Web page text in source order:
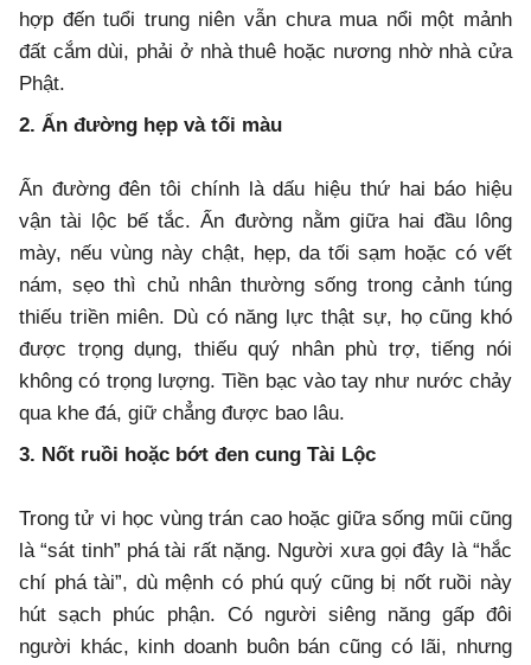
hợp đến tuổi trung niên vẫn chưa mua nổi một mảnh
đất cắm dùi, phải ở nhà thuê hoặc nương nhờ nhà cửa
Phật.
2. Ấn đường hẹp và tối màu
Ấn đường đên tôi chính là dấu hiệu thứ hai báo hiệu
vận tài lộc bế tắc. Ấn đường nằm giữa hai đầu lông
mày, nếu vùng này chật, hẹp, da tối sạm hoặc có vết
nám, sẹo thì chủ nhân thường sống trong cảnh túng
thiếu triền miên. Dù có năng lực thật sự, họ cũng khó
được trọng dụng, thiếu quý nhân phù trợ, tiếng nói
không có trọng lượng. Tiền bạc vào tay như nước chảy
qua khe đá, giữ chẳng được bao lâu.
3. Nốt ruồi hoặc bớt đen cung Tài Lộc
Trong tử vi học vùng trán cao hoặc giữa sống mũi cũng
là “sát tinh” phá tài rất nặng. Người xưa gọi đây là “hắc
chí phá tài”, dù mệnh có phú quý cũng bị nốt ruồi này
hút sạch phúc phận. Có người siêng năng gấp đôi
người khác, kinh doanh buôn bán cũng có lãi, nhưng